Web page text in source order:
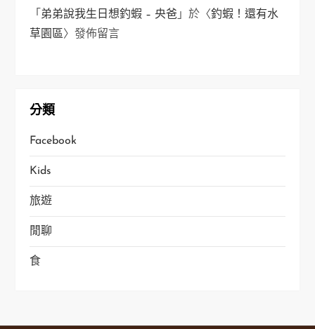
「 弟弟說我生日想釣蝦 – 央爸 」於〈釣蝦！還有水
草園區〉發佈留言
分類
Facebook
Kids
旅遊
閒聊
食